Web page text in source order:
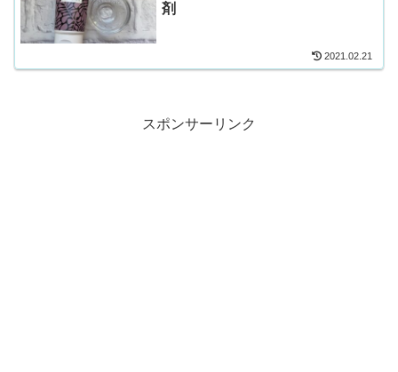
剤
2021.02.21
スポンサーリンク